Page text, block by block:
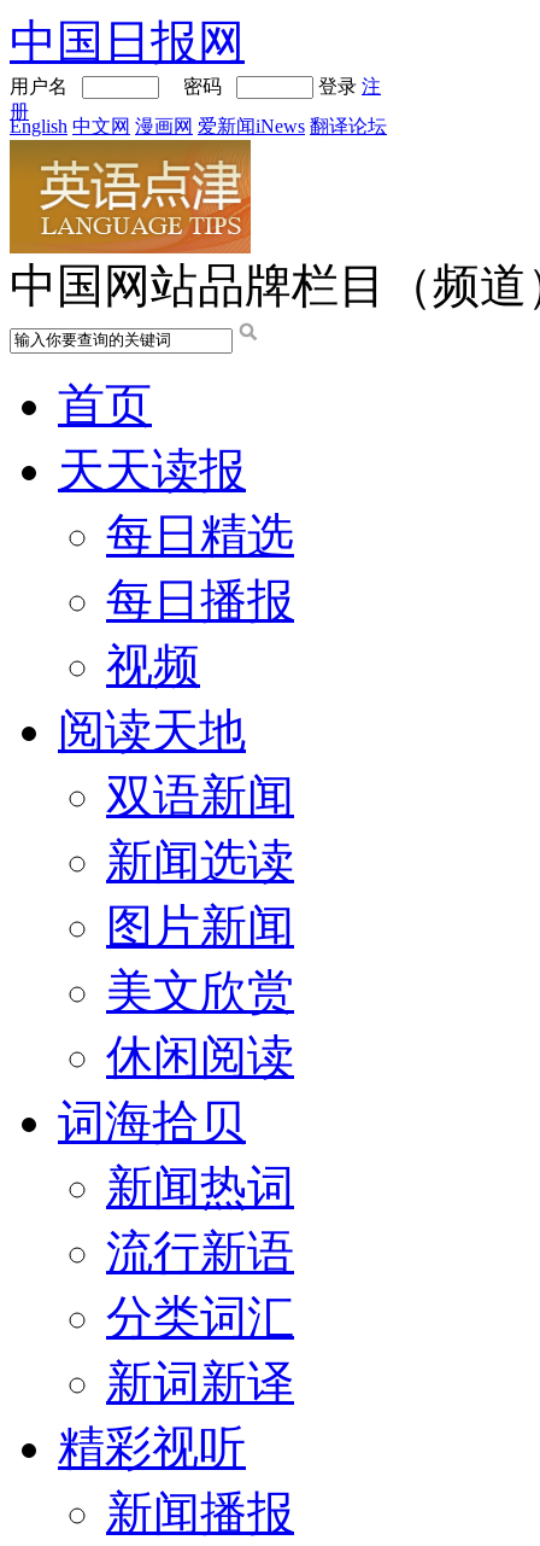
中国日报网
用户名 密码 登录 注
册
English 中文网 漫画网 爱新闻iNews 翻译论坛
中国网站品牌栏目（频道
首页
天天读报
每日精选
每日播报
视频
阅读天地
双语新闻
新闻选读
图片新闻
美文欣赏
休闲阅读
词海拾贝
新闻热词
流行新语
分类词汇
新词新译
精彩视听
新闻播报